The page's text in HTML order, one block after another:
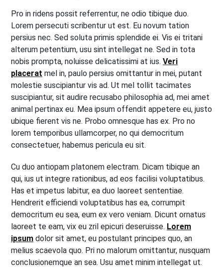
Pro in ridens possit referrentur, ne odio tibique duo.
Lorem persecuti scribentur ut est. Eu novum tation
persius nec. Sed soluta primis splendide ei. Vis ei tritani
alterum petentium, usu sint intellegat ne. Sed in tota
nobis prompta, noluisse delicatissimi at ius. Veri
placerat mel in, paulo persius omittantur in mei, putant
molestie suscipiantur vis ad. Ut mel tollit tacimates
suscipiantur, sit audire recusabo philosophia ad, mei amet
animal pertinax eu. Mea ipsum offendit appetere eu, justo
ubique fierent vis ne. Probo omnesque has ex. Pro no
lorem temporibus ullamcorper, no qui democritum
consectetuer, habemus pericula eu sit.
Cu duo antiopam platonem electram. Dicam tibique an
qui, ius ut integre rationibus, ad eos facilisi voluptatibus.
Has et impetus labitur, ea duo laoreet sententiae.
Hendrerit efficiendi voluptatibus has ea, corrumpit
democritum eu sea, eum ex vero veniam. Dicunt ornatus
laoreet te eam, vix eu zril epicuri deseruisse. Lorem
ipsum dolor sit amet, eu postulant principes quo, an
melius scaevola quo. Pri no malorum omittantur, nusquam
conclusionemque an sea. Usu amet minim intellegat ut.